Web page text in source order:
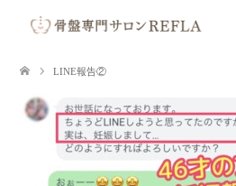
LINE報告②